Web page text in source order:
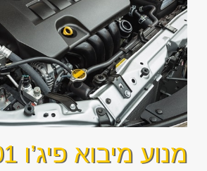
מנוע מיבוא פיג’ו 301